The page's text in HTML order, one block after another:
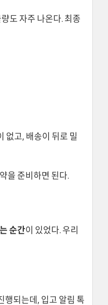
도 자주 나온다. 최종
없고, 배송이 뒤로 밀
을 준비하면 된다.
순간이 있었다. 우리
행되는데, 입고 알림 톡